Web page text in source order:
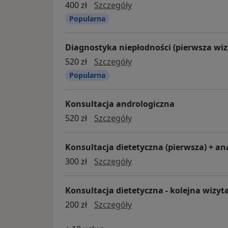
• zabiegi w kriokomorze,
• zabiegi w komorze hiperbarycznej,
Zapraszamy na profesjonalne
jakość życia.
400 zł
Szczegółydiagnostyka
Popularna
Diagnostyka niepłodności (pierwsza
520 zł
Szczegółydiagnostyka
Popularna
Konsultacja andrologiczna
520 zł
SzczegółyKonsultacja andrologiczna
Konsultacja dietetyczna (pierwsza) +
300 zł
Szczegółykonsultacja dietetyczna
Konsultacja dietetyczna - kolejna
200 zł
SzczegółyKonsultacja dietetyczna